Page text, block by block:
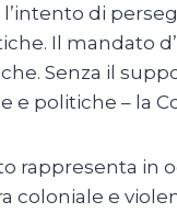
l’intento di
Il mandato
Senza il
e politiche – la
rappresenta in
coloniale e